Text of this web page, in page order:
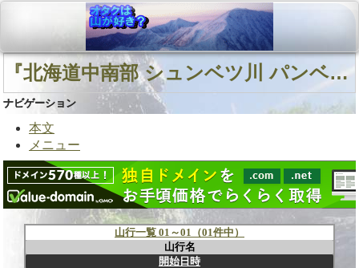
『北海道中南部 シュンベツ川 パンベツ山』に関連する山行
ナビゲーション
本文
メニュー
山行一覧 01～01（01件中）
山行名
開始日時